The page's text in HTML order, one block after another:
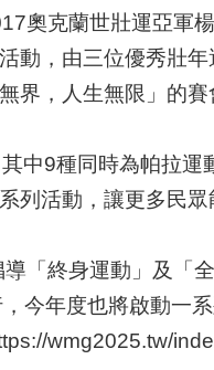
奧克蘭世壯運亞軍
動，由三位優秀壯
界，人生無限」的賽
中9種同時為帕拉
列活動，讓更多民
「終身運動」及「
今年度也將啟動一
wmg2025.tw/